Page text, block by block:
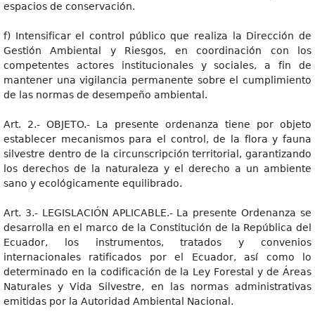
espacios de conservación.
f) Intensificar el control público que realiza la Dirección de
Gestión Ambiental y Riesgos, en coordinación con los
competentes actores institucionales y sociales, a fin de
mantener una vigilancia permanente sobre el cumplimiento
de las normas de desempeño ambiental.
Art. 2.- OBJETO.- La presente ordenanza tiene por objeto
establecer mecanismos para el control, de la flora y fauna
silvestre dentro de la circunscripción territorial, garantizando
los derechos de la naturaleza y el derecho a un ambiente
sano y ecológicamente equilibrado.
Art. 3.- LEGISLACIÓN APLICABLE.- La presente Ordenanza se
desarrolla en el marco de la Constitución de la República del
Ecuador, los instrumentos, tratados y convenios
internacionales ratificados por el Ecuador, así como lo
determinado en la codificación de la Ley Forestal y de Áreas
Naturales y Vida Silvestre, en las normas administrativas
emitidas por la Autoridad Ambiental Nacional.